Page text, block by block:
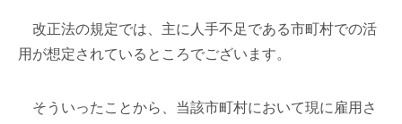
改正法の規定では、主に人手不足である市町村での活
用が想定されているところでございます。
そういったことから、当該市町村において現に雇用さ